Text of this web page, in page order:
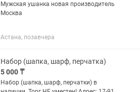
Мужская ушанка новая производитель
Москва
Астана, позавчера
Набор (шапка, шарф, перчатка)
5 000 ₸
Набор (шапка, шарф, перчатки) в